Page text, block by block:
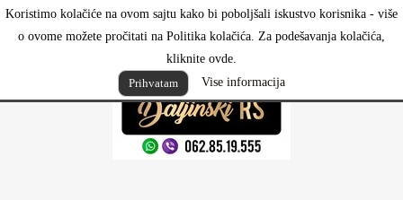
Koristimo kolačiće na ovom sajtu kako bi poboljšali iskustvo korisnika - više
o ovome možete pročitati na Politika kolačića. Za podešavanja kolačića,
kliknite ovde.
Prihvatam
Vise informacija
Prijavi se